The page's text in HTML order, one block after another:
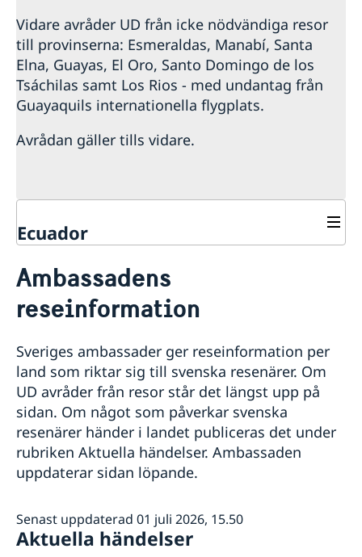
Vidare avråder UD från icke nödvändiga resor
till provinserna: Esmeraldas, Manabí, Santa
Elna, Guayas, El Oro, Santo Domingo de los
Tsáchilas samt Los Rios - med undantag från
Guayaquils internationella flygplats.
Avrådan gäller tills vidare.
Ecuador
Hjälp till svenskar i Ecuador
Rösta i Ecuador
Akut hjälp
Pass utomlands
Förnyelse av pass för vuxna
Första ansökan om pass för barn under 18 år
Provisoriskt pass
Nationellt id-kort
Samordningsnummer
Hjälp kring medborgarskap
Körkort
Legaliseringar
Avgifter
Anmäl din utlandsvistelse
Arv i internationella situationer
Reseinformation
Aktuella händelser
In- och utresebestämmelser
Allmänna säkerhetsläget
Terrorism
Naturförhållanden och katastrofer
Hälso- och sjukvård
Lokala lagar och sedvänjor
Kriminalitet och personlig säkerhet
Ambassadens
reseinformation
Sveriges ambassader ger reseinformation per
land som riktar sig till svenska resenärer. Om
UD avråder från resor står det längst upp på
sidan. Om något som påverkar svenska
resenärer händer i landet publiceras det under
rubriken Aktuella händelser. Ambassaden
uppdaterar sidan löpande.
Senast uppdaterad 01 juli 2026, 15.50
Aktuella händelser